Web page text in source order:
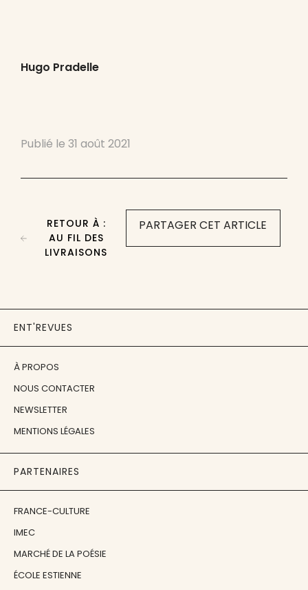
Hugo Pradelle
Publié le 31 août 2021
PARTAGER CET ARTICLE
RETOUR À :
AU FIL DES
LIVRAISONS
ENT'REVUES
À PROPOS
NOUS CONTACTER
NEWSLETTER
MENTIONS LÉGALES
PARTENAIRES
FRANCE-CULTURE
IMEC
MARCHÉ DE LA POÉSIE
ÉCOLE ESTIENNE